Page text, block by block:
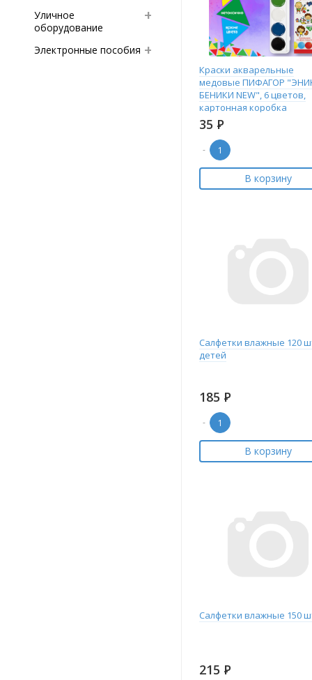
Уличное
оборудование
Электронные пособия
Краски акварельные
медовые ПИФАГОР
БЕНИКИ NEW", 6 цветов,
картонная коробка
европодвес
35 Р
-
В корзину
Салфетки влажные 120
детей
185 Р
-
В корзину
Салфетки влажные 150
215 Р